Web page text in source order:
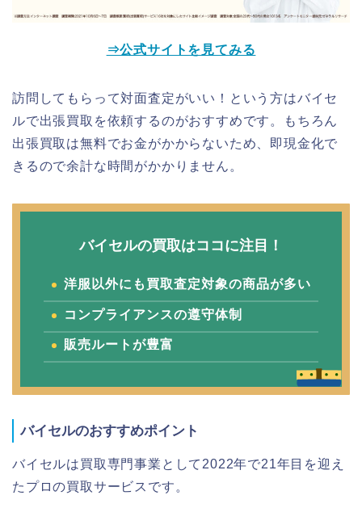
⇒公式サイトを見てみる
訪問してもらって対面査定がいい！という方はバイセ
ルで出張買取を依頼するのがおすすめです。もちろん
出張買取は無料でお金がかからないため、即現金化で
きるので余計な時間がかかりません。
バイセルの買取はココに注目！
洋服以外にも買取査定対象の商品が多い
コンプライアンスの遵守体制
販売ルートが豊富
バイセルのおすすめポイント
バイセルは買取専門事業として2022年で21年目を迎え
たプロの買取サービスです。